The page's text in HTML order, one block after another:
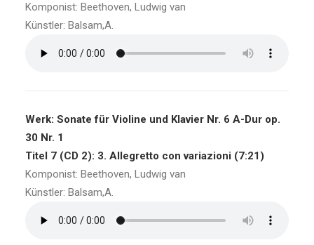
Komponist: Beethoven, Ludwig van
Künstler: Balsam,A.
Werk: Sonate für Violine und Klavier Nr. 6 A-Dur op.
30 Nr. 1
Titel 7 (CD 2): 3. Allegretto con variazioni (7:21)
Komponist: Beethoven, Ludwig van
Künstler: Balsam,A.